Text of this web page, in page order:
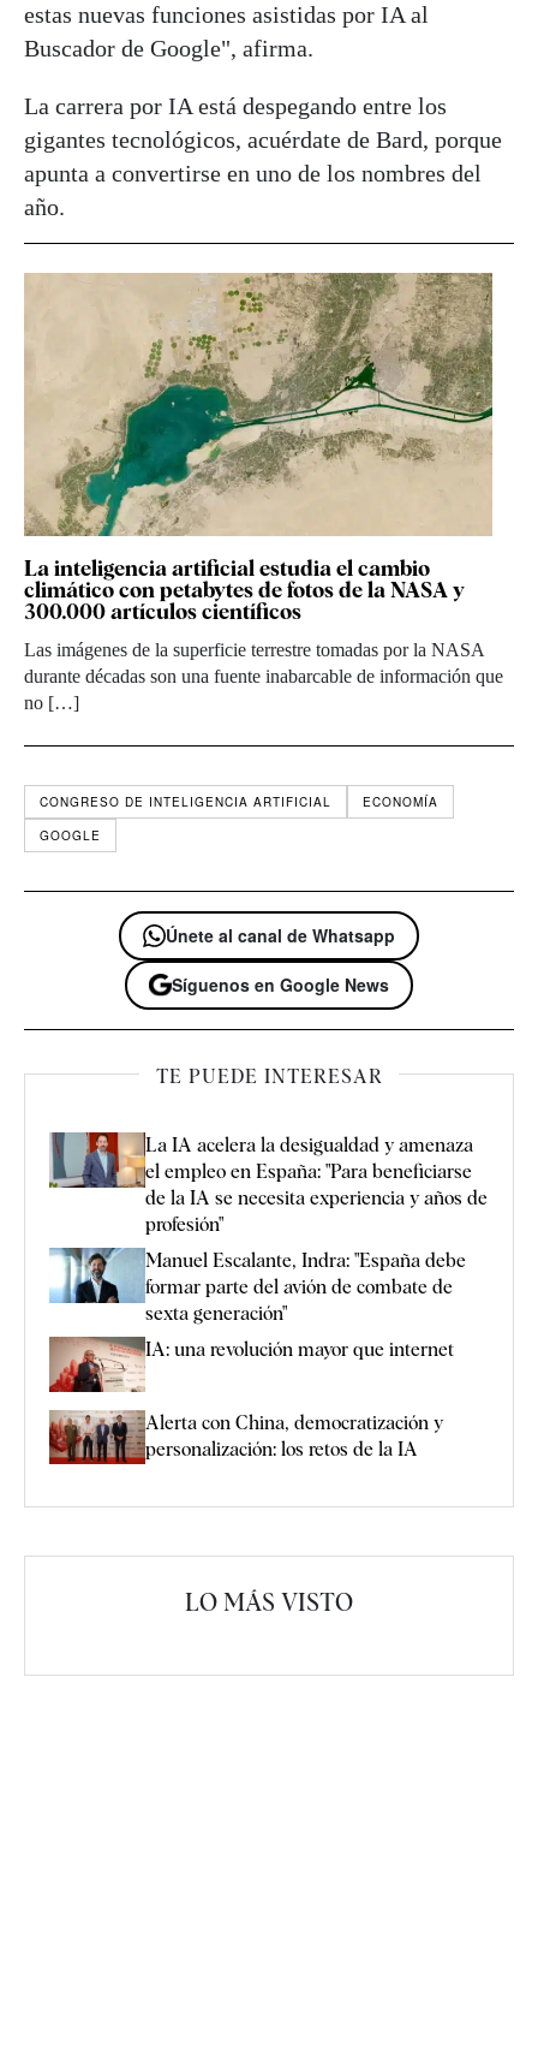
estas nuevas funciones asistidas por IA al
Buscador de Google", afirma.
La carrera por IA está despegando entre los
gigantes tecnológicos, acuérdate de Bard, porque
apunta a convertirse en uno de los nombres del
año.
La inteligencia artificial estudia el cambio
climático con petabytes de fotos de la NASA y
300.000 artículos científicos
Las imágenes de la superficie terrestre tomadas por la NASA
durante décadas son una fuente inabarcable de información que
no […]
CONGRESO DE INTELIGENCIA ARTIFICIAL
ECONOMÍA
GOOGLE
Únete al canal de Whatsapp
Síguenos en Google News
TE PUEDE INTERESAR
La IA acelera la desigualdad y amenaza
el empleo en España: "Para beneficiarse
de la IA se necesita experiencia y años de
profesión"
Manuel Escalante, Indra: "España debe
formar parte del avión de combate de
sexta generación"
IA: una revolución mayor que internet
Alerta con China, democratización y
personalización: los retos de la IA
LO MÁS VISTO